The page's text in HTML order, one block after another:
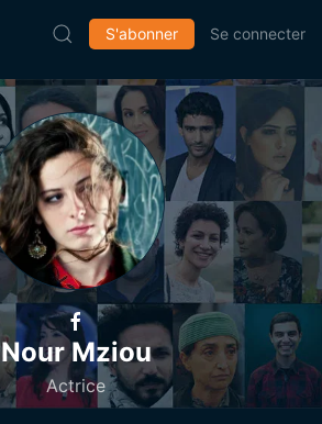
S'abonner Se connecter
Nour Mziou
Actrice